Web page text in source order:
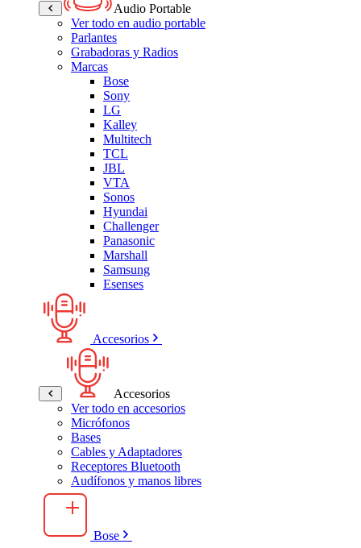
Audio Portable
Ver todo en audio portable
Parlantes
Grabadoras y Radios
Marcas
Bose
Sony
LG
Kalley
Multitech
TCL
JBL
VTA
Sonos
Hyundai
Challenger
Panasonic
Marshall
Samsung
Esenses
Accesorios
Accesorios
Ver todo en accesorios
Micrófonos
Bases
Cables y Adaptadores
Receptores Bluetooth
Audífonos y manos libres
Bose